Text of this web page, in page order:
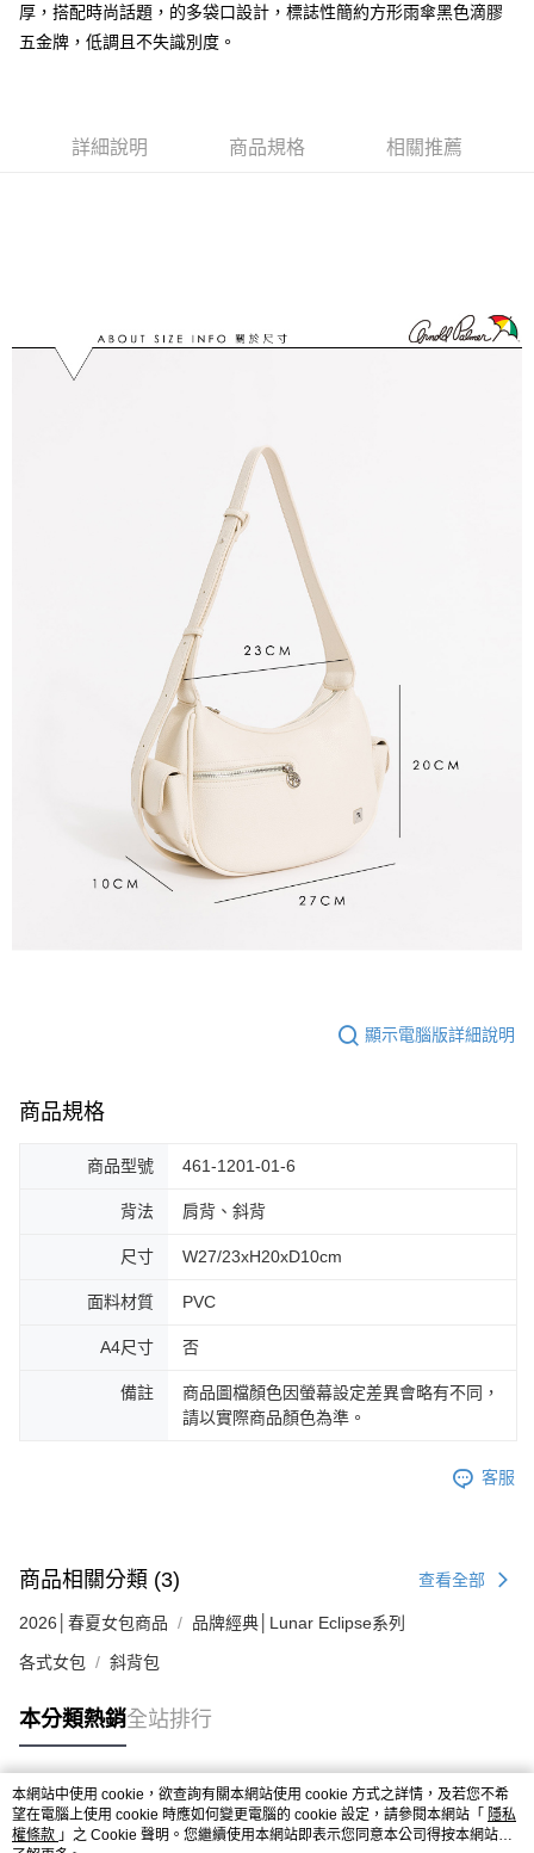
便利好安心！
１．簡單：不需註冊會員、不需綁卡、不需儲值。
２．便利：只要手機號碼，簡訊認證，即可結帳。
１．於結帳方式選擇「AFTEE先享後付」後，將跳轉至「AFTEE先享後付」
結帳頁面，進行簡訊認證並確認金額後，即可完成結帳。
是否繳費成功／繳費後需取消欲退款等相關疑問，請聯繫「AFTEE先享後付
客戶支援中心」https://netprotections.freshdesk.com/support/home
２．關於個人資料處理事宜，請瀏覽以下網址：
３．未成年的使用者請事先徵得法定代理人或監護人之同意方可使用
「AFTEE先享後付」，若未經同意申辦者引起之損失，本公司不負相關責
４．使用「AFTEE先享後付」時，將依據個別帳號之用戶狀況，依本公司即
時審查核予不同之上限額度；若仍有額度不足之情形，本公司將視審查結果
請求用戶進行身份認證。
５．嚴禁一人註冊多個帳號或使用他人資訊註冊。若發現惡意使用之情形，
恩沛科技股份有限公司將有權停止該用戶之使用額度並採取法律行動。
運送方式
7-11取貨付款
每筆NT$100
厚，搭配時尚話題，的多袋口設計，標誌性簡約方形雨傘黑色滴膠
五金牌，低調且不失識別度。
詳細說明 商品規格 相關推薦
顯示電腦版詳細說明
商品規格
商品型號 461-1201-01-6
背法 肩背、斜背
尺寸 W27/23xH20xD10cm
面料材質 PVC
A4尺寸 否
備註
商品圖檔顏色因螢幕設定差異會略有不同，
請以實際商品顏色為準。
客服
商品相關分類 (3) 查看全部
2026│春夏女包商品 品牌經典│Lunar Eclipse系列
各式女包 斜背包
本分類熱銷全站排行
熱門標籤
本網站中使用 cookie，欲查詢有關本網站使用 cookie 方式之詳情，及若您不希
望在電腦上使用 cookie 時應如何變更電腦的 cookie 設定，請參閱本網站「 隱私
權條款 」之 Cookie 聲明。您繼續使用本網站即表示您同意本公司得按本網站使